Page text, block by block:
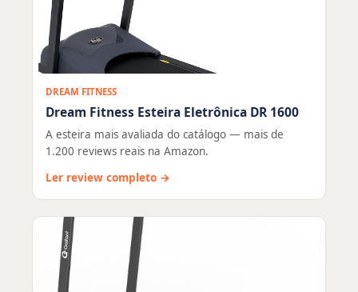
DREAM FITNESS
Dream Fitness Esteira Eletrônica DR 1600
A esteira mais avaliada do catálogo — mais de
1.200 reviews reais na Amazon.
Ler review completo →